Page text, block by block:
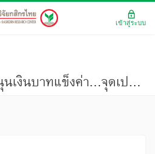
ราคาทองคำขาขึ้นหนุนเงินบาทแข็งค่า...จุดเปลี่ยนอยู่ที่จังหวะส่งสัญญาณหยุดลดดอกเบี้ยของเฟด (มองเศรษฐกิจ ฉบับที่ 3825)
เข้าสู่ระบบ